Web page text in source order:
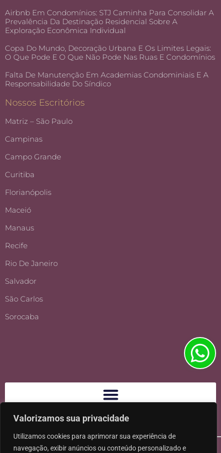
Valorizamos sua privacidade
Utilizamos cookies para aprimorar sua experiência de
navegação, exibir anúncios ou conteúdo personalizado e
Airbnb Em Condomínios: STJ Caminha Para Consolidar A
Prevalência Da Destinação Residencial Sobre A
Exploração Econômica Individual
Copa Do Mundo, Decoração Urbana E Os Limites Legais:
O Que Pode E O Que Não Pode Nas Ruas E Condomínios
Falta De Manutenção Em Academias Condominiais E A
Responsabilidade Do Síndico
Nossos Escritórios
Matriz – São Paulo
Campinas
Campo Grande
Curitiba
Florianópolis
Maceió
Manaus
Recife
Rio De Janeiro
Salvador
São Carlos
Sorocaba